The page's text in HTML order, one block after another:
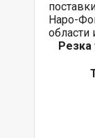
Наро-
области